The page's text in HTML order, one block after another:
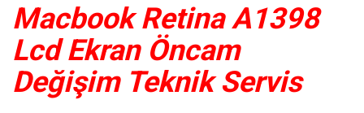
Macbook Retina A1398
Lcd Ekran Öncam
Değişim Teknik Servis